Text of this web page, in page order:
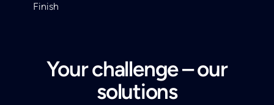
Finish
Your challenge – our
solutions